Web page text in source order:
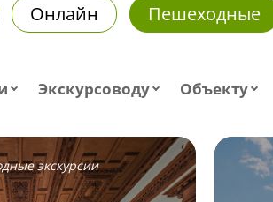
Онлайн Пешеходные
Экскурсоводу Объекту
экскурсии